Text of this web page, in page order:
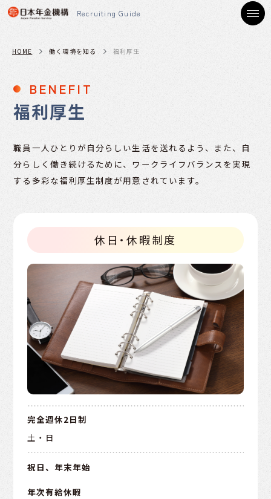
Recruiting Guide
HOME 働く環境を知る 福利厚生
BEN EFI T
福利厚生
職員一人ひとりが自分らしい生活を送れるよう、また、自
分らしく働き続けるために、ワークライフバランスを実現
する多彩な福利厚生制度が用意されています。
休日・休暇制度
完全週休2日制
土・日
祝日、年末年始
年次有給休暇